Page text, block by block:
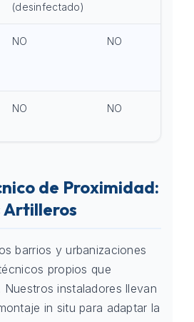
(desinfectado)
NO NO
NO NO
de Proximidad:
Artilleros
barrios y urbanizaciones
propios que
instaladores llevan
in situ para adaptar la